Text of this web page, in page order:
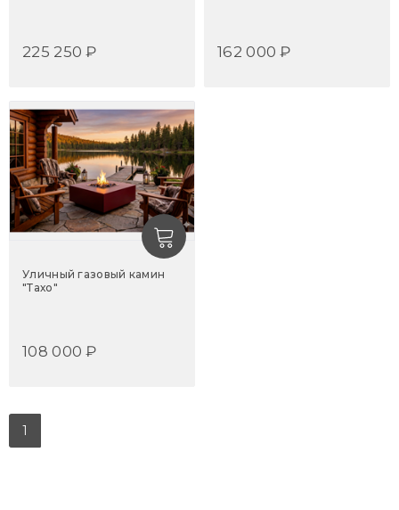
225 250 ₽ 162 000 ₽
Уличный газовый камин
"Тахо"
108 000 ₽
1